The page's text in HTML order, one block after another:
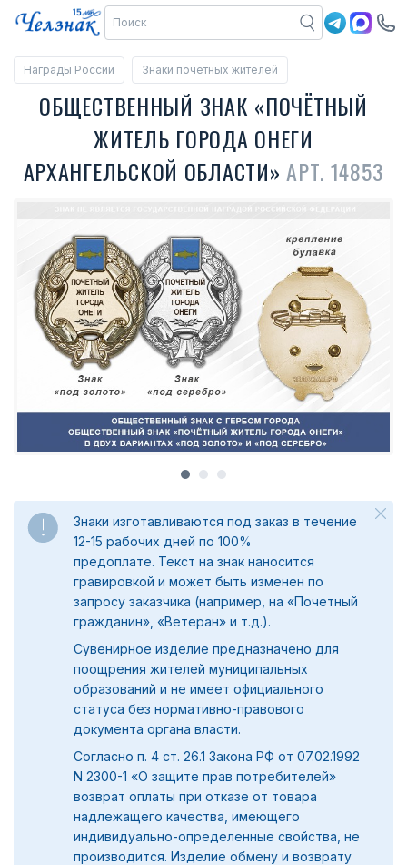
Награды России Знаки почетных жителей
ОБЩЕСТВЕННЫЙ ЗНАК «ПОЧЁТНЫЙ
ЖИТЕЛЬ ГОРОДА ОНЕГИ
АРХАНГЕЛЬСКОЙ ОБЛАСТИ»АРТ. 14853
Знаки изготавливаются под заказ в течение
12-15 рабочих дней по 100%
предоплате. Текст на знак наносится
гравировкой и может быть изменен по
запросу заказчика (например, на «Почетный
гражданин», «Ветеран» и т.д.).
Сувенирное изделие предназначено для
поощрения жителей муниципальных
образований и не имеет официального
статуса без нормативно-правового
документа органа власти.
Согласно п. 4 ст. 26.1 Закона РФ от 07.02.1992
N 2300-1 «О защите прав потребителей»
возврат оплаты при отказе от товара
надлежащего качества, имеющего
индивидуально-определенные свойства, не
производится. Изделие обмену и возврату